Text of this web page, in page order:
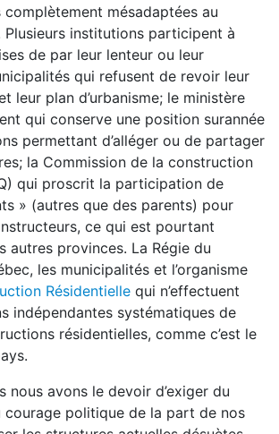
mésadaptées au
institutions participent à
de par leur lenteur ou leur
qui refusent de revoir leur
leur plan d’urbanisme; le ministère
qui conserve une position surannée
permettant d’alléger ou de partager
la Commission de la construction
qui proscrit la participation de
» (autres que des parents) pour
ce qui est pourtant
autres provinces. La Régie du
les municipalités et l’organisme
Résidentielle qui n’effectuent
indépendantes systématiques de
résidentielles, comme c’est le
nous avons le devoir d’exiger du
courage politique de la part de nos